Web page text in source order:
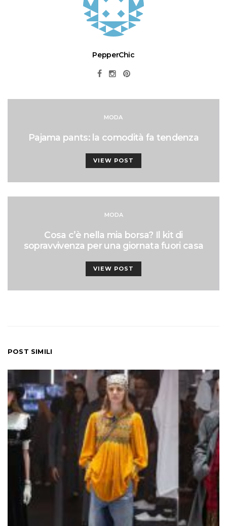
PepperChic
MODA
Pajama pants: la comodità fa tendenza
VIEW POST
MODA
Cosa c’è nella mia borsa? Il kit di
sopravvivenza per una giornata fuori casa
VIEW POST
POST SIMILI